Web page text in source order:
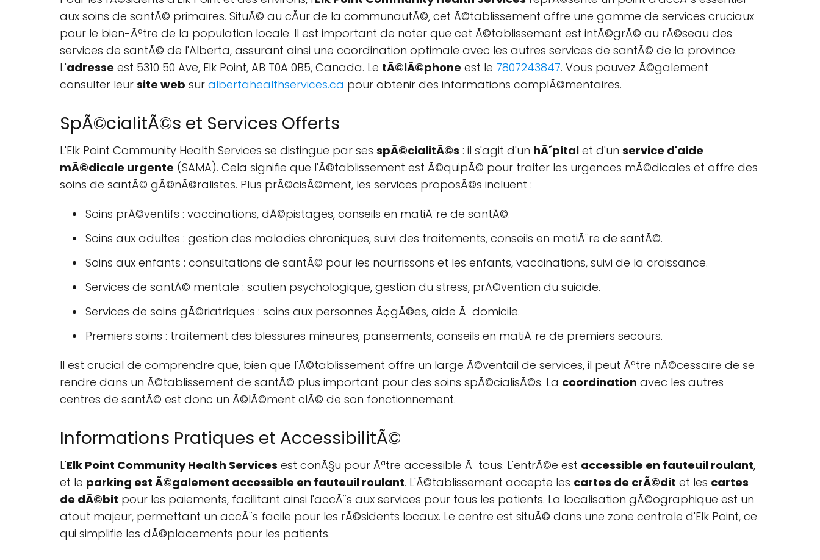
aux soins de santÃ© primaires. SituÃ© au cÅur de la communautÃ©, cet Ã©tablissement offre une gamme de services cruciaux
pour le bien-Ãªtre de la population locale. Il est important de noter que cet Ã©tablissement est intÃ©grÃ© au rÃ©seau des
services de santÃ© de l'Alberta, assurant ainsi une coordination optimale avec les autres services de santÃ© de la province.
L'adresse est 5310 50 Ave, Elk Point, AB T0A 0B5, Canada. Le tÃ©lÃ©phone est le 7807243847. Vous pouvez Ã©galement
consulter leur site web sur albertahealthservices.ca pour obtenir des informations complÃ©mentaires.
SpÃ©cialitÃ©s et Services Offerts
L'Elk Point Community Health Services se distingue par ses spÃ©cialitÃ©s : il s'agit d'un hÃ´pital et d'un service d'aide
mÃ©dicale urgente (SAMA). Cela signifie que l'Ã©tablissement est Ã©quipÃ© pour traiter les urgences mÃ©dicales et offre des
soins de santÃ© gÃ©nÃ©ralistes. Plus prÃ©cisÃ©ment, les services proposÃ©s incluent :
Soins prÃ©ventifs : vaccinations, dÃ©pistages, conseils en matiÃ¨re de santÃ©.
Soins aux adultes : gestion des maladies chroniques, suivi des traitements, conseils en matiÃ¨re de santÃ©.
Soins aux enfants : consultations de santÃ© pour les nourrissons et les enfants, vaccinations, suivi de la croissance.
Services de santÃ© mentale : soutien psychologique, gestion du stress, prÃ©vention du suicide.
Services de soins gÃ©riatriques : soins aux personnes Ã¢gÃ©es, aide Ã domicile.
Premiers soins : traitement des blessures mineures, pansements, conseils en matiÃ¨re de premiers secours.
Il est crucial de comprendre que, bien que l'Ã©tablissement offre un large Ã©ventail de services, il peut Ãªtre nÃ©cessaire de se
rendre dans un Ã©tablissement de santÃ© plus important pour des soins spÃ©cialisÃ©s. La coordination avec les autres
centres de santÃ© est donc un Ã©lÃ©ment clÃ© de son fonctionnement.
Informations Pratiques et AccessibilitÃ©
L'Elk Point Community Health Services est conÃ§u pour Ãªtre accessible Ã tous. L'entrÃ©e est accessible en fauteuil roulant,
et le parking est Ã©galement accessible en fauteuil roulant. L'Ã©tablissement accepte les cartes de crÃ©dit et les cartes
de dÃ©bit pour les paiements, facilitant ainsi l'accÃ¨s aux services pour tous les patients. La localisation gÃ©ographique est un
atout majeur, permettant un accÃ¨s facile pour les rÃ©sidents locaux. Le centre est situÃ© dans une zone centrale d'Elk Point, ce
qui simplifie les dÃ©placements pour les patients.